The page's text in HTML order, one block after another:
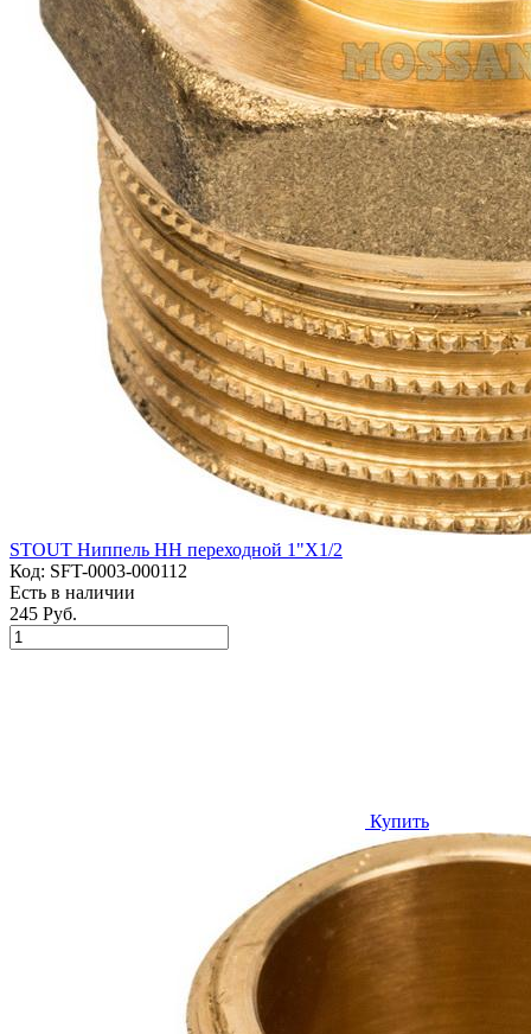
STOUT Ниппель НН переходной 1"X1/2
Код: SFT-0003-000112
Есть в наличии
245 Руб.
Купить